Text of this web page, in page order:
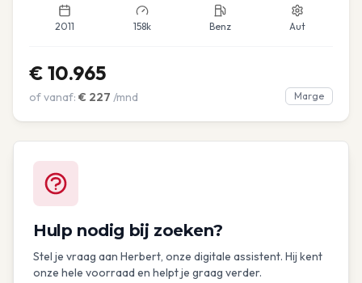
2011 158k Benz Aut
€ 10.965
of vanaf: € 227 /mnd Marge
Hulp nodig bij zoeken?
Stel je vraag aan Herbert, onze digitale assistent. Hij kent
onze hele voorraad en helpt je graag verder.